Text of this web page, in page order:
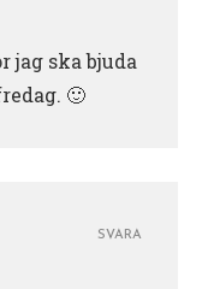
jag ska bjuda
🙂
SVARA